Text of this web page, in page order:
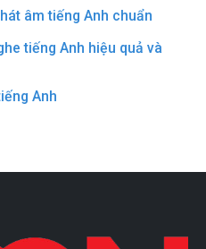
âm tiếng Anh chuẩn
tiếng Anh hiệu quả và
Anh